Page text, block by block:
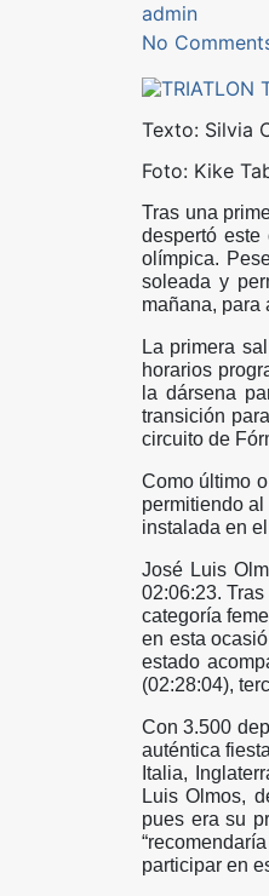
admin
No
Texto: Silvia
Foto: Kike
Tras una
despertó
olímpica.
soleada y
mañana, para
La primera
horarios
la dársena
transición
circuito de
Como último
permitiendo
instalada en
José Luis
02:06:23.
categoría
en esta
estado
(02:28:04),
Con 3.500
auténtica
Italia,
Luis Olmos,
pues era su
participar en